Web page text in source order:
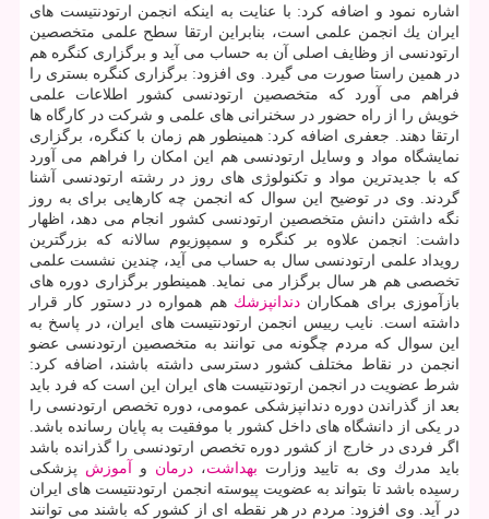
اشاره نمود و اضافه كرد: با عنایت به اینكه انجمن ارتودنتیست های
ایران یك انجمن علمی است، بنابراین ارتقا سطح علمی متخصصین
ارتودنسی از وظایف اصلی آن به حساب می آید و برگزاری كنگره هم
در همین راستا صورت می گیرد. وی افزود: برگزاری كنگره بستری را
فراهم می آورد كه متخصصین ارتودنسی كشور اطلاعات علمی
خویش را از راه حضور در سخنرانی های علمی و شركت در كارگاه ها
ارتقا دهند. جعفری اضافه كرد: همینطور هم زمان با كنگره، برگزاری
نمایشگاه مواد و وسایل ارتودنسی هم این امكان را فراهم می آورد
كه با جدیدترین مواد و تكنولوژی های روز در رشته ارتودنسی آشنا
گردند. وی در توضیح این سوال كه انجمن چه كارهایی برای به روز
نگه داشتن دانش متخصصین ارتودنسی كشور انجام می دهد، اظهار
داشت: انجمن علاوه بر كنگره و سمپوزیوم سالانه كه بزرگترین
رویداد علمی ارتودنسی سال به حساب می آید، چندین نشست علمی
تخصصی هم هر سال برگزار می نماید. همینطور برگزاری دوره های
بازآموزی برای همكاران دندانپزشك هم همواره در دستور كار قرار
داشته است. نایب رییس انجمن ارتودنتیست های ایران، در پاسخ به
این سوال كه مردم چگونه می توانند به متخصصین ارتودنسی عضو
انجمن در نقاط مختلف كشور دسترسی داشته باشند، اضافه كرد:
شرط عضویت در انجمن ارتودنتیست های ایران این است كه فرد باید
بعد از گذراندن دوره دندانپزشكی عمومی، دوره تخصص ارتودنسی را
در یكی از دانشگاه های داخل كشور با موفقیت به پایان رسانده باشد.
اگر فردی در خارج از كشور دوره تخصص ارتودنسی را گذرانده باشد
باید مدرك وی به تایید وزارت بهداشت،درمان و آموزش پزشكی
رسیده باشد تا بتواند به عضویت پیوسته انجمن ارتودنتیست های ایران
در آید. وی افزود: مردم در هر نقطه ای از كشور كه باشند می توانند